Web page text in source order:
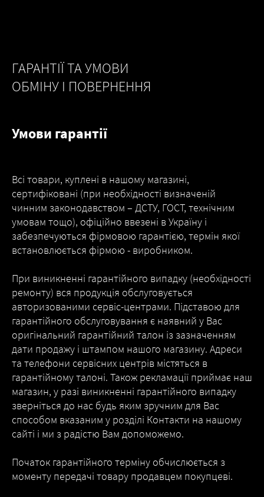
ГАРАНТІЇ ТА УМОВИ
ОБМІНУ І ПОВЕРНЕННЯ
Умови гарантії
Всі товари, куплені в нашому магазині,
сертифіковані (при необхідності визначеній
чинним законодавством – ДСТУ, ГОСТ, технічним
умовам тощо), офіційно ввезені в Україну і
забезпечуються фірмовою гарантією, термін якої
встановлюється фірмою - виробником.
При виникненні гарантійного випадку (необхідності
ремонту) вся продукція обслуговується
авторизованими сервіс-центрами. Підставою для
гарантійного обслуговування є наявний у Вас
оригінальний гарантійний талон із зазначенням
дати продажу і штампом нашого магазину. Адреси
та телефони сервісних центрів містяться в
гарантійному талоні. Також рекламації приймає наш
магазин, у разі виникненні гарантійного випадку
зверніться до нас будь яким зручним для Вас
способом вказаним у розділі Контакти на нашому
сайті і ми з радістю Вам допоможемо.
Початок гарантійного терміну обчислюється з
моменту передачі товару продавцем покупцеві.